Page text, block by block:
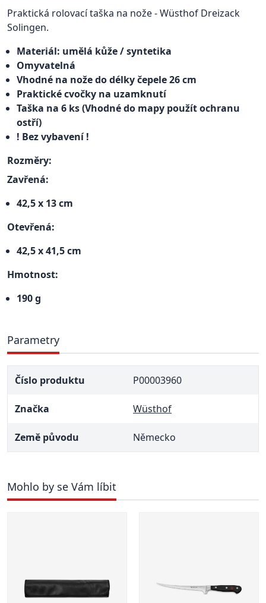
Praktická rolovací taška na nože - Wüsthof Dreizack
Solingen.
Materiál: umělá kůže / syntetika
Omyvatelná
Vhodné na nože do délky čepele 26 cm
Praktické cvočky na uzamknutí
Taška na 6 ks(Vhodné do mapy použít ochranu
ostří)
! Bez vybavení !
Rozměry:
Zavřená:
42,5 x 13 cm
Otevřená:
42,5 x 41,5 cm
Hmotnost:
190 g
Parametry
Číslo produktu P00003960
Značka Wüsthof
Země původu Německo
Mohlo by se Vám líbit